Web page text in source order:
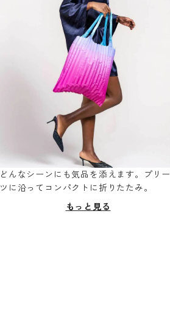
どんなシーンにも気品を添えます。プリー
ツに沿ってコンパクトに折りたたみ。
もっと見る